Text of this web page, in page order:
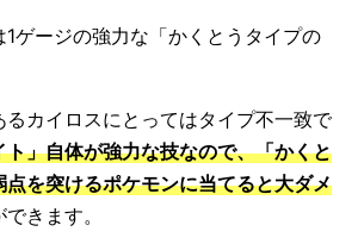
1ゲージの強力な「かくとうタイプの
るカイロスにとってはタイプ不一致で
ト」自体が強力な技なので、「かくと
を突けるポケモンに当てると大ダメ
きます。